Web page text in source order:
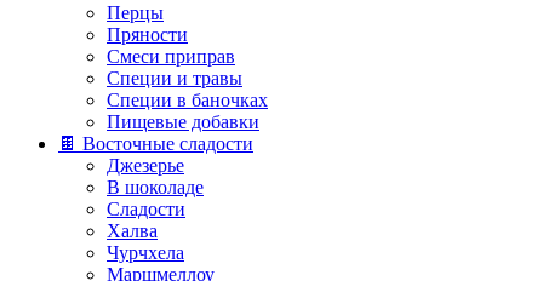
Перцы
Пряности
Смеси приправ
Специи и травы
Специи в баночках
Пищевые добавки
🍫 Восточные сладости
Джезерье
В шоколаде
Сладости
Халва
Чурчхела
Маршмеллоу